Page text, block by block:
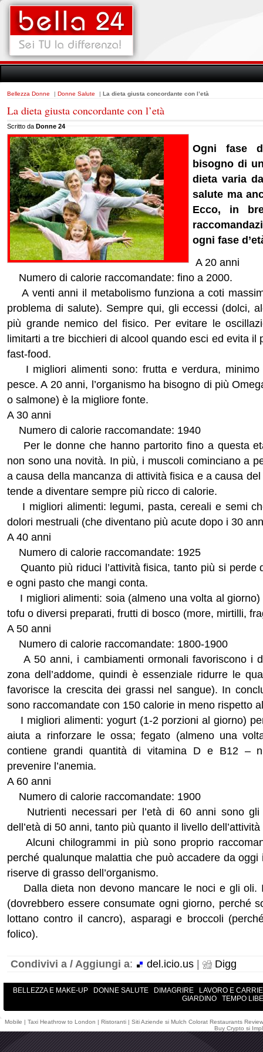
Bellezza Donne | Donne Salute | La dieta giusta concordante con l’età
La dieta giusta concordante con l’età
Scritto da Donne 24
Ogni fase
bisogno di
dieta varia
salute ma
Ecco, in
ogni fase
A 20 anni
Numero di calorie raccomandate: fino a 2000.
A venti anni il metabolismo funziona a coti
problema di salute). Sempre qui, gli eccessi (dolci,
più grande nemico del fisico. Per evitare le
limitarti a tre bicchieri di alcool quando esci ed evita il
fast-food.
I migliori alimenti sono: frutta e verdura, minimo
pesce. A 20 anni, l’organismo ha bisogno di più
o salmone) è la migliore fonte.
A 30 anni
Numero di calorie raccomandate: 1940
Per le donne che hanno partorito fino a questa
non sono una novità. In più, i muscoli cominciano a
a causa della mancanza di attività fisica e a causa
tende a diventare sempre più ricco di calorie.
I migliori alimenti: legumi, pasta, cereali e semi
dolori mestruali (che diventano più acute dopo i 30
A 40 anni
Numero di calorie raccomandate: 1925
Quanto più riduci l’attività fisica, tanto più si perde
e ogni pasto che mangi conta.
I migliori alimenti: soia (almeno una volta al giorno)
tofu o diversi preparati, frutti di bosco (more, mirtilli,
A 50 anni
Numero di calorie raccomandate: 1800-1900
A 50 anni, i cambiamenti ormonali favoriscono i
zona dell’addome, quindi è essenziale ridurre le
favorisce la crescita dei grassi nel sangue). In
sono raccomandate con 150 calorie in meno rispetto
I migliori alimenti: yogurt (1-2 porzioni al giorno)
aiuta a rinforzare le ossa; fegato (almeno una
contiene grandi quantità di vitamina D e B12 –
prevenire l’anemia.
A 60 anni
Numero di calorie raccomandate: 1900
Nutrienti necessari per l’età di 60 anni sono gli
dell’età di 50 anni, tanto più quanto il livello
Alcuni chilogrammi in più sono proprio
perché qualunque malattia che può accadere da
riserve di grasso dell’organismo.
Dalla dieta non devono mancare le noci e gli oli.
(dovrebbero essere consumate ogni giorno, perché
lottano contro il cancro), asparagi e broccoli
folico).
Condivivi a / Aggiungi a: del.icio.us | Digg
BELLEZZA E MAKE-UP DONNE SALUTE DIMAGRIRE
LAVORO E
GIARDINO
TEMPO
Mobile | Taxi Heathrow to London | Ristoranti | Siti Aziende si Mulch Colorat Restaurants
Buy Crypto si